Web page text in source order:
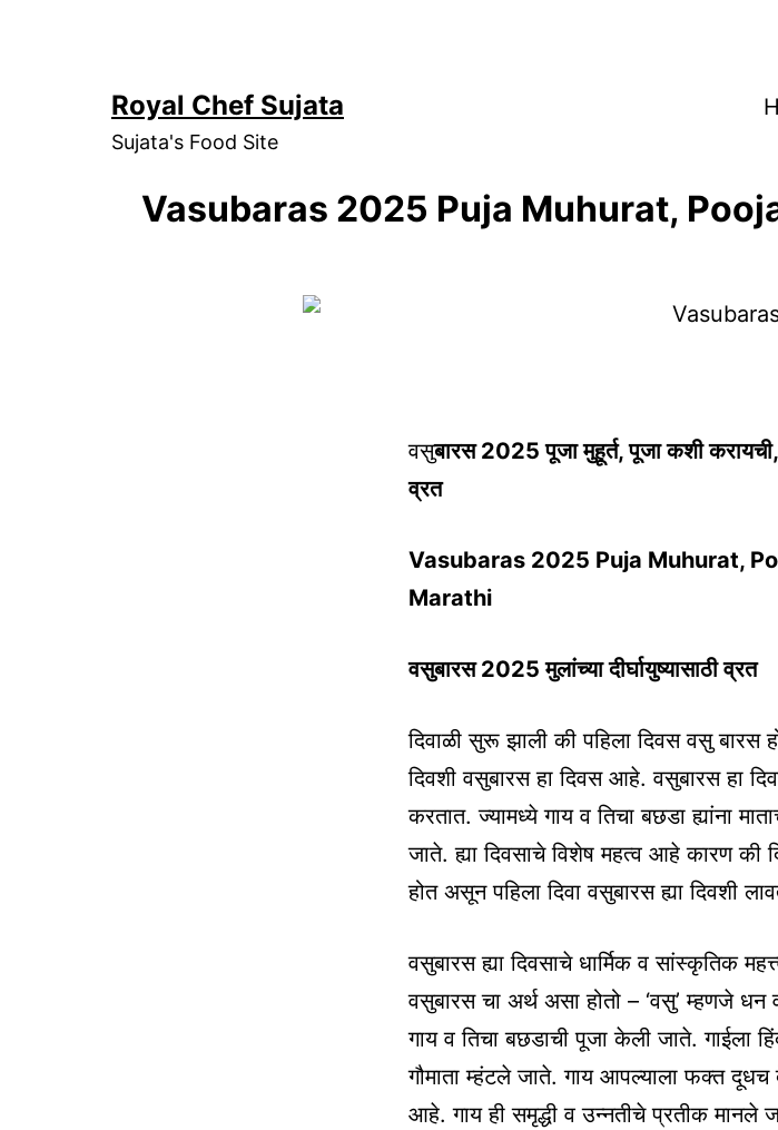
Royal Chef Sujata
Sujata's Food Site
Vasubaras 2025 Puja Muhurat,
वसुबारस 2025 पूजा मुहूर्त, पूजा कशी करायची,
व्रत
Vasubaras 2025 Puja Muhurat,
Marathi
वसुबारस 2025 मुलांच्या दीर्घायुष्यासाठी व्रत
दिवाळी सुरू झाली की पहिला दिवस वसु
दिवशी वसुबारस हा दिवस आहे. वसुबारस हा
करतात. ज्यामध्ये गाय व तिचा बछडा ह्यांना
जाते. ह्या दिवसाचे विशेष महत्व आहे कारण की
होत असून पहिला दिवा वसुबारस ह्या दिवशी
वसुबारस ह्या दिवसाचे धार्मिक व सांस्कृतिक
वसुबारस चा अर्थ असा होतो – ‘वसु’ म्हणजे धन व
गाय व तिचा बछडाची पूजा केली जाते. गाईला
गौमाता म्हंटले जाते. गाय आपल्याला फक्त दूधच
आहे. गाय ही समृद्धी व उन्नतीचे प्रतीक मानले